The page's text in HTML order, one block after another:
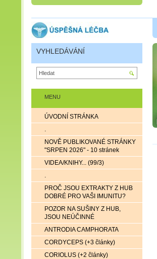
MENU
ÚVODNÍ STRÁNKA
.
NOVĚ PUBLIKOVANÉ STRÁNKY
"SRPEN 2026" - 10 stránek
VIDEA/KNIHY... (99/3)
.
PROČ JSOU EXTRAKTY Z HUB
DOBRÉ PRO VAŠI IMUNITU?
POZOR NA SUŠINY Z HUB,
JSOU NEÚČINNÉ
ANTRODIA CAMPHORATA
CORDYCEPS (+3 články)
CORIOLUS (+2 články)
VYHLEDÁVÁNÍ